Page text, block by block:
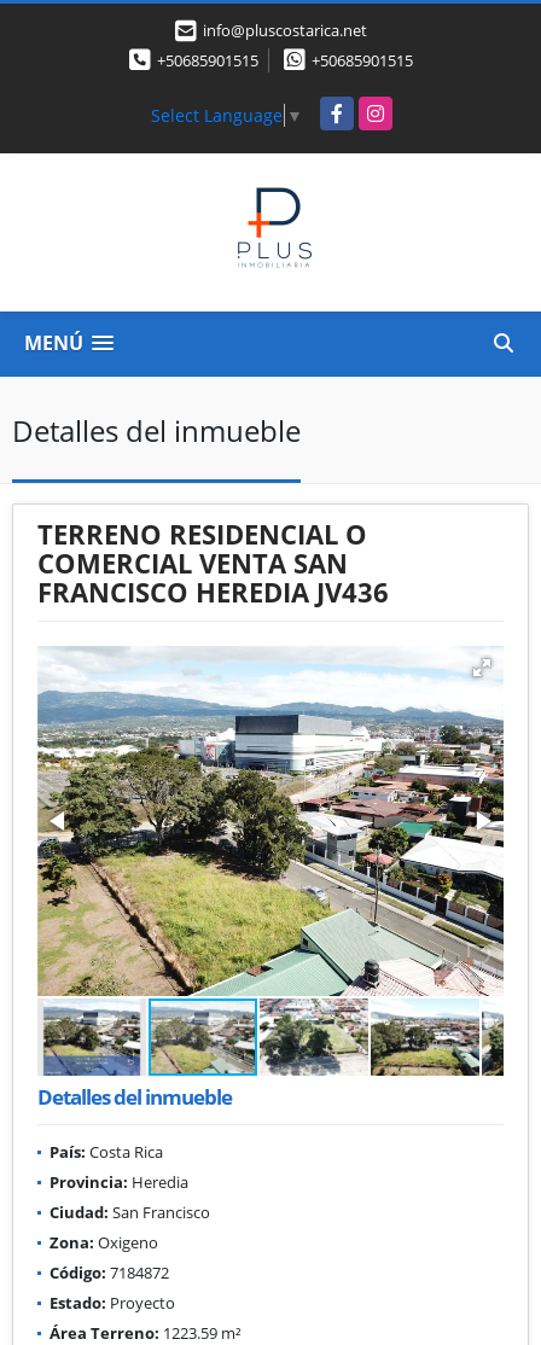
info@pluscostarica.net
+50685901515
+50685901515
Select Language ▼ FacebookInstagram
MENÚ
Detalles del inmueble
TERRENO RESIDENCIAL O
COMERCIAL VENTA SAN
FRANCISCO HEREDIA JV436
Detalles del inmueble
País: Costa Rica
Provincia: Heredia
Ciudad: San Francisco
Zona: Oxigeno
Código: 7184872
Estado: Proyecto
Área Terreno: 1223.59 m²